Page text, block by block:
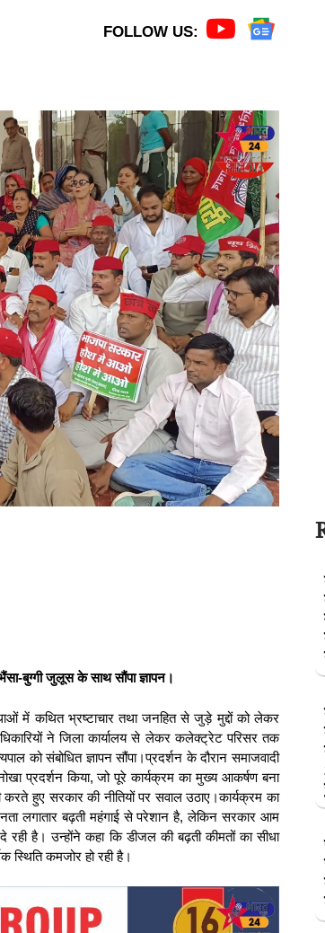
FOLLOW US:
बुग्गी जुलूस के साथ सौंपा ज्ञापन।
में कथित भ्रष्टाचार तथा जनहित से जुड़े मुद्दों को लेकर
ने जिला कार्यालय से लेकर कलेक्ट्रेट परिसर तक
को संबोधित ज्ञापन सौंपा।प्रदर्शन के दौरान समाजवादी
प्रदर्शन किया, जो पूरे कार्यक्रम का मुख्य आकर्षण बना
हुए सरकार की नीतियों पर सवाल उठाए।कार्यक्रम का
लगातार बढ़ती महंगाई से परेशान है, लेकिन सरकार आम
है। उन्होंने कहा कि डीजल की बढ़ती कीमतों का सीधा
स्थिति कमजोर हो रही है।